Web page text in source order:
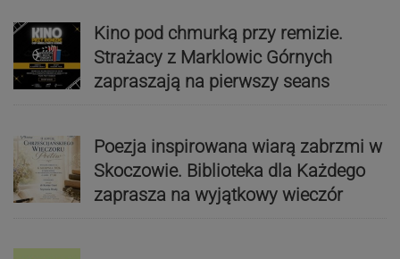
Kino pod chmurką przy remizie.
Strażacy z Marklowic Górnych
zapraszają na pierwszy seans
Poezja inspirowana wiarą zabrzmi w
Skoczowie. Biblioteka dla Każdego
zaprasza na wyjątkowy wieczór